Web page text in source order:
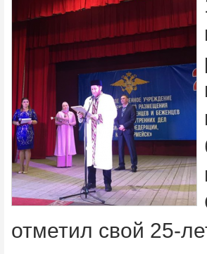
отметил свой 25-